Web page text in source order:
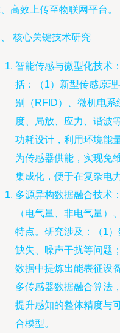
高效上传至物联网平台。
核心关键技术研究
智能传感与微型化技术
括：（1）新型传感原
别（RFID）、微机电
度、局放、应力、谐波
功耗设计，利用环境能
为传感器供能，实现免
集成化，便于在复杂电
多源异构数据融合技术
（电气量、非电气量）
特点。研究涉及：（1
缺失、噪声干扰等问题
数据中提炼出能表征设
多传感器数据融合算法
提升感知的整体精度与
合模型。